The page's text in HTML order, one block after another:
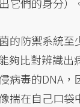
它們的身分
的防禦系統
夠比對辨識
病毒的DNA
揣在自己口